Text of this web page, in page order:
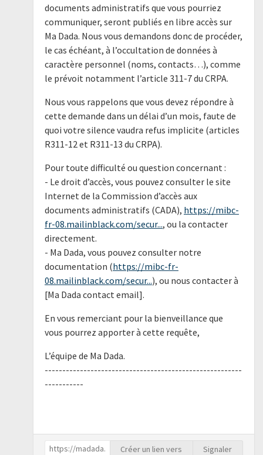
documents administratifs que vous pourriez
communiquer, seront publiés en libre accès sur
Ma Dada. Nous vous demandons donc de procéder,
le cas échéant, à l’occultation de données à
caractère personnel (noms, contacts…), comme
le prévoit notamment l’article 311-7 du CRPA.
Nous vous rappelons que vous devez répondre à
cette demande dans un délai d’un mois, faute de
quoi votre silence vaudra refus implicite (articles
R311-12 et R311-13 du CRPA).
Pour toute difficulté ou question concernant :
- Le droit d’accès, vous pouvez consulter le site
Internet de la Commission d’accès aux
documents administratifs (CADA), https://mibc-
fr-08.mailinblack.com/secur..., ou la contacter
directement.
- Ma Dada, vous pouvez consulter notre
documentation (https://mibc-fr-
08.mailinblack.com/secur...), ou nous contacter à
[Ma Dada contact email].
En vous remerciant pour la bienveillance que
vous pourrez apporter à cette requête,
L’équipe de Ma Dada.
--------------------------------------------------------
-----------
Créer un lien vers Signaler